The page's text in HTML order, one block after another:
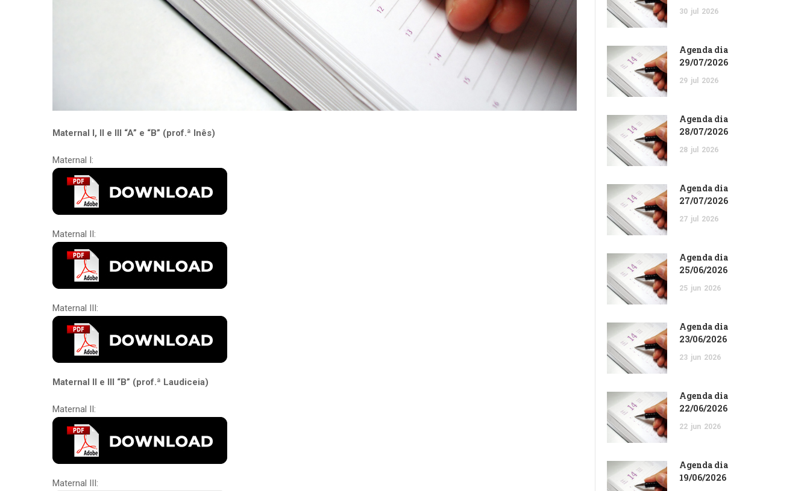
Maternal I, II e III “A” e “B” (prof.ª Inês)
Maternal I:
Maternal II:
Maternal III:
Maternal II e III “B” (prof.ª Laudiceia)
Maternal II:
Maternal III:
30 jul 2026
Agenda dia
29/07/2026
29 jul 2026
Agenda dia
28/07/2026
28 jul 2026
Agenda dia
27/07/2026
27 jul 2026
Agenda dia
25/06/2026
25 jun 2026
Agenda dia
23/06/2026
23 jun 2026
Agenda dia
22/06/2026
22 jun 2026
Agenda dia
19/06/2026